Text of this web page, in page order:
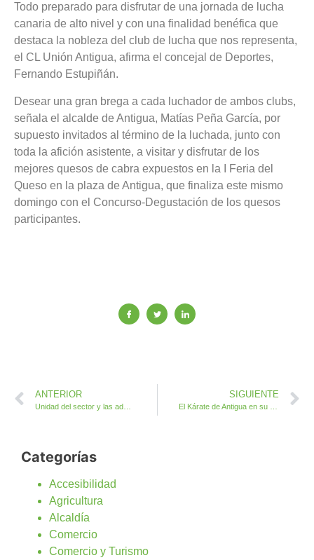
Todo preparado para disfrutar de una jornada de lucha
canaria de alto nivel y con una finalidad benéfica que
destaca la nobleza del club de lucha que nos representa,
el CL Unión Antigua, afirma el concejal de Deportes,
Fernando Estupiñán.
Desear una gran brega a cada luchador de ambos clubs,
señala el alcalde de Antigua, Matías Peña García, por
supuesto invitados al término de la luchada, junto con
toda la afición asistente, a visitar y disfrutar de los
mejores quesos de cabra expuestos en la I Feria del
Queso en la plaza de Antigua, que finaliza este mismo
domingo con el Concurso-Degustación de los quesos
participantes.
ANTERIOR SIGUIENTE
Categorías
Accesibilidad
Agricultura
Alcaldía
Comercio
Comercio y Turismo